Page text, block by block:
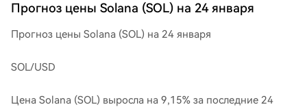
Прогноз цены Solana (SOL) на 24 января
Прогноз цены Solana (SOL) на 24 января
SOL/USD
Цена Solana (SOL) выросла на 9,15% за последние 24